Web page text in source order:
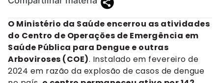
O Ministério da Saúde encerrou as atividades
do Centro de Operações de Emergência em
Saúde Pública para Dengue e outras
Arboviroses (COE). Instalado em fevereiro de
2024 em razão da explosão de casos de dengue